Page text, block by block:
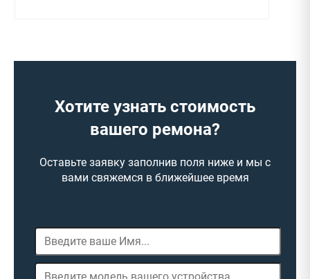
Хотите узнать стоимость
вашего ремона?
Оставьте заявку заполнив поля ниже и мы с
вами свяжемся в ближейшее время